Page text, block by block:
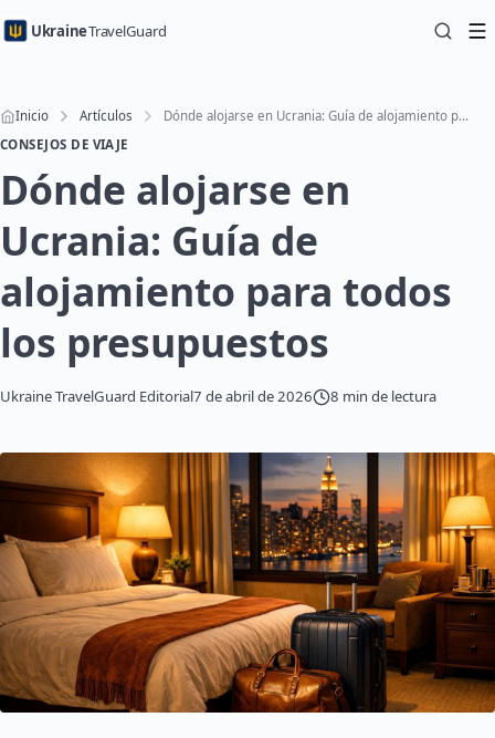
UkraineTravelGuard
Inicio Artículos
Dónde alojarse en Ucrania: Guía de alojamiento para todos los presupuestos
CONSEJOS DE VIAJE
Dónde alojarse en
Ucrania: Guía de
alojamiento para todos
los presupuestos
Ukraine TravelGuard Editorial7 de abril de 2026 8 min de lectura